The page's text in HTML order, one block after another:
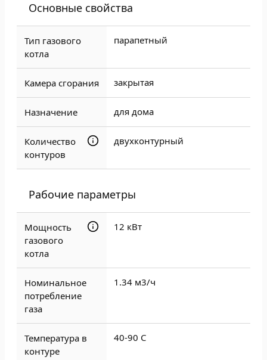
Основные свойства
Тип газового
котла
парапетный
Камера сгорания закрытая
Назначение для дома
Количество
контуров
двухконтурный
Рабочие параметры
Мощность
газового
котла
12 кВт
Номинальное
потребление
газа
1.34 м3/ч
Температура в
контуре
40-90 C